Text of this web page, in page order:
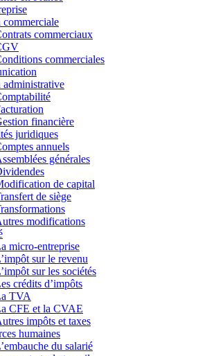
commerciale
commerciaux
commerciales
administrative
financière
juridiques
annuels
générales
de capital
de siège
modifications
micro-entreprise
sur le revenu
sur les sociétés
crédits d’impôts
TVA
CFE et la CVAE
impôts et taxes
humaines
du salarié